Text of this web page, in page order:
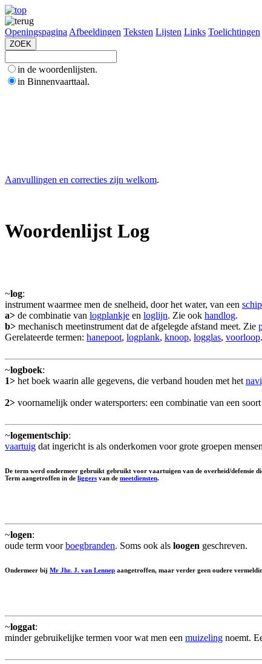
Openingspagina Afbeeldingen Teksten Lijsten Links Toelichtingen
in de woordenlijsten.
in Binnenvaarttaal.
Aanvullingen en correcties zijn welkom.
Woordenlijst Log
~log:
instrument waarmee men de snelheid, door het water, van een schip
a> de combinatie van logplankje en loglijn. Zie ook handlog.
b> mechanisch meetinstrument dat de afgelegde afstand meet. Zie
Gerelateerde termen: hanepoot, logplank, knoop, logglas, voorloop.
~logboek:
1> het boek waarin alle gegevens, die verband houden met het
2> voornamelijk onder watersporters: een combinatie van een
~logementschip:
vaartuig dat ingericht is als onderkomen voor grote groepen
De term werd ondermeer gebruikt gebruikt voor vaartuigen van de overheid/defensie
Term aangetroffen in de liggers van de meetdiensten.
~logen:
oude term voorboegbranden. Soms ook als loogen geschreven.
Ondermeer bij Mr Jhr. J. van Lennep aangetroffen, maar verder geen oudere
~loggat:
minder gebruikelijke termen voor wat men een muizeling noemt.